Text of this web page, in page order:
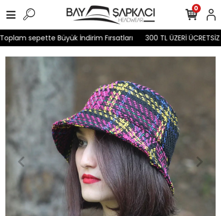
sepette Büyük İndirim Fırsatları 300 TL ÜZERİ ÜCRETSİZ
0